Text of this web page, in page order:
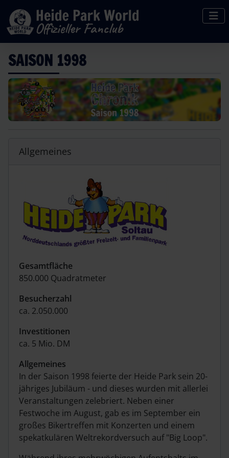
SAISON 1998
Allgemeines
Gesamtfläche
850.000 Quadratmeter
Besucherzahl
ca. 2.050.000
Investitionen
ca. 5 Mio. DM
Allgemeines
In der Saison 1998 feierte der Heide Park sein 20-
jähriges Jubiläum - und dieses wurden mit allerlei
Veranstaltungen zelebriert. Neben einer
Festwoche im August, gab es im September ein
großes Bikertreffen mit Konzerten und einem
spekatkulären Weltrekordversuch auf "Big Loop".